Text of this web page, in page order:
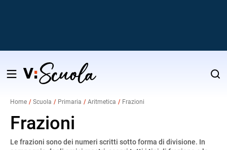
Salta
contenuto
Home Scuola Primaria Aritmetica Frazioni
Frazioni
Le frazioni sono dei numeri scritti sotto forma di divisione. In